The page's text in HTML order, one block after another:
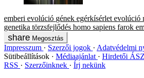
emberi evolúció gének egérkísérlet evolúció
genetika törzsfejlődés homo sapiens farok
Megosztás
Impresszum Szerzői jogok
Adatvédelmi
Sütibeállítások
Médiaajánlat Hirdetői
RSS
Szerzőinknek Írj nekünk